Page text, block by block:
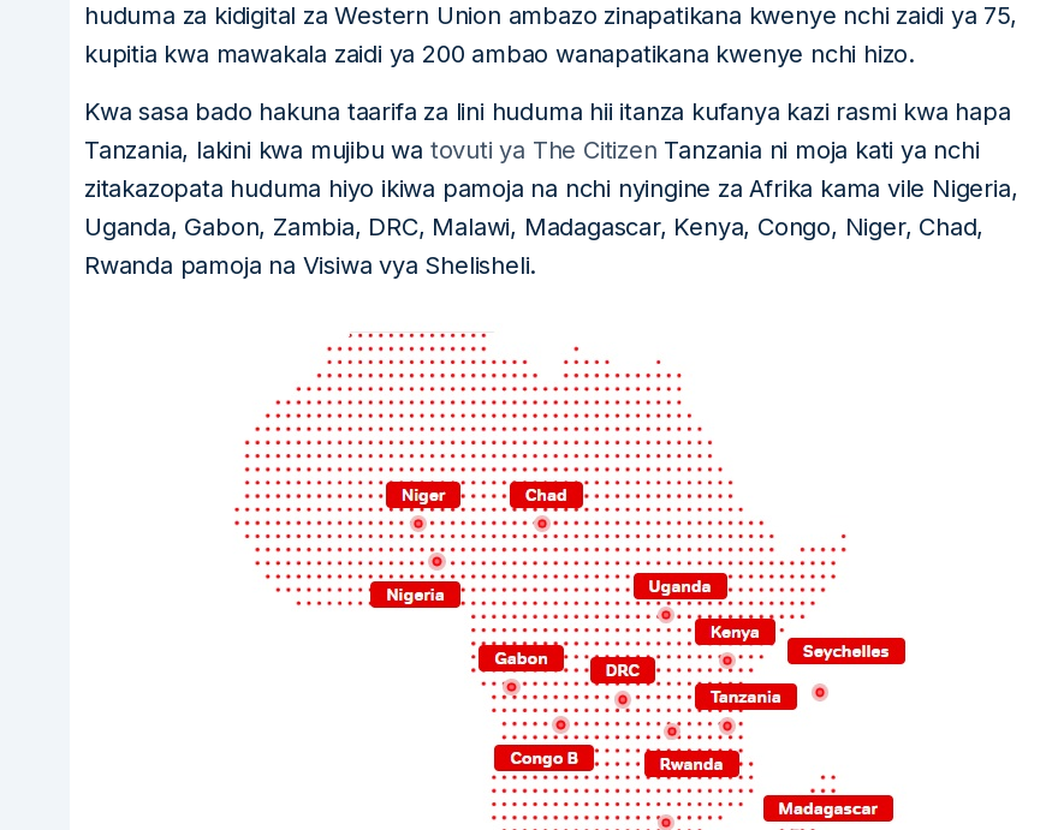
huduma za kidigital za Western Union ambazo zinapatikana kwenye nchi zaidi ya 75,
kupitia kwa mawakala zaidi ya 200 ambao wanapatikana kwenye nchi hizo.
Kwa sasa bado hakuna taarifa za lini huduma hii itanza kufanya kazi rasmi kwa hapa
Tanzania, lakini kwa mujibu wa tovuti ya The Citizen Tanzania ni moja kati ya nchi
zitakazopata huduma hiyo ikiwa pamoja na nchi nyingine za Afrika kama vile Nigeria,
Uganda, Gabon, Zambia, DRC, Malawi, Madagascar, Kenya, Congo, Niger, Chad,
Rwanda pamoja na Visiwa vya Shelisheli.